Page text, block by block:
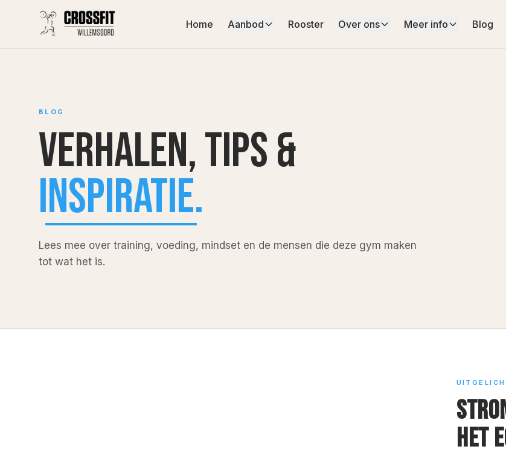
Home Aanbod Rooster Over ons Meer info Blog
BLOG
Verhalen,tips &
inspiratie.
Lees mee over training, voeding, mindset en de mensen die deze gym maken
tot wat het is.
HET